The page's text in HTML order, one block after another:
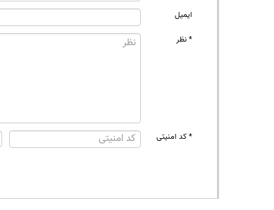
ایمیل
* نظر
* کد امنیتی